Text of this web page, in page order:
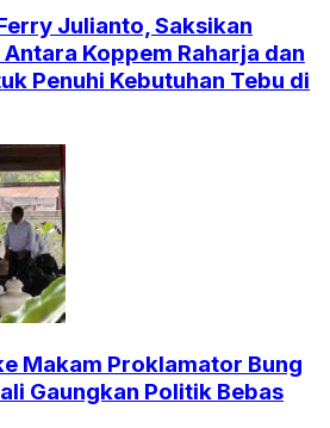
Julianto, Saksikan
Koppem Raharja dan
Penuhi Kebutuhan Tebu di
Makam Proklamator Bung
Gaungkan Politik Bebas